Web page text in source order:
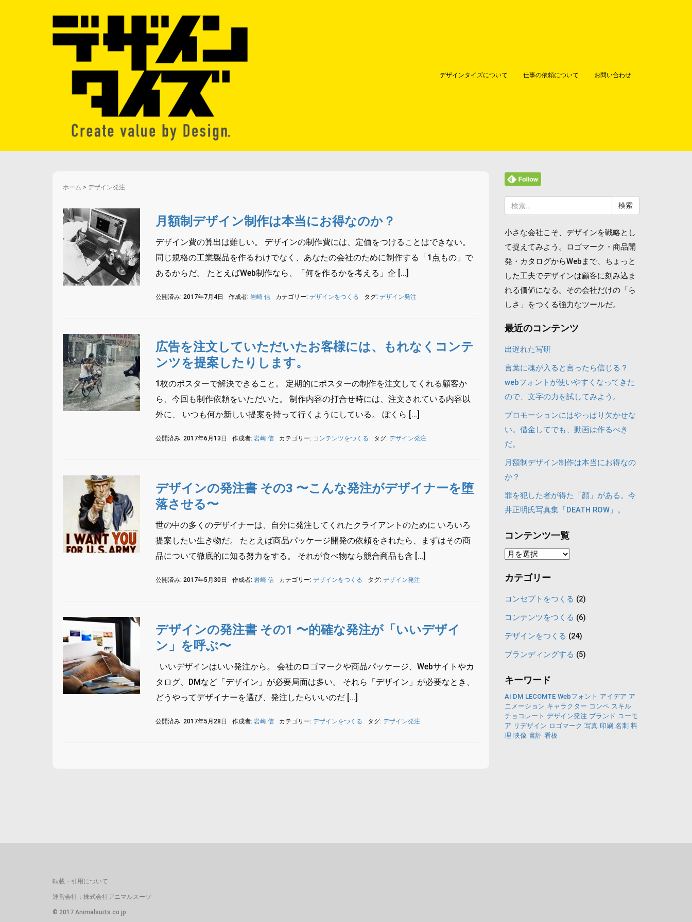
デザインタイズについて 仕事の依頼について お問い合わせ
ホーム > デザイン発注
月額制デザイン制作は本当にお得なのか？
デザイン費の算出は難しい。 デザインの制作費には、定価をつけることはできない。
同じ規格の工業製品を作るわけでなく、あなたの会社のために制作する「1点もの」で
あるからだ。 たとえばWeb制作なら、「何を作るかを考える」企 […]
公開済み: 2017年7月4日 作成者: 岩崎 信 カテゴリー: デザインをつくる タグ: デザイン発注
広告を注文していただいたお客様には、もれなくコンテ
ンツを提案したりします。
1枚のポスターで解決できること。 定期的にポスターの制作を注文してくれる顧客か
ら、今回も制作依頼をいただいた。 制作内容の打合せ時には、注文されている内容以
外に、 いつも何か新しい提案を持って行くようにしている。 ぼくら […]
公開済み: 2017年6月13日 作成者: 岩崎 信 カテゴリー: コンテンツをつくる タグ: デザイン発注
デザインの発注書 その3 〜こんな発注がデザイナーを堕
落させる〜
世の中の多くのデザイナーは、自分に発注してくれたクライアントのために いろいろ
提案したい生き物だ。 たとえば商品パッケージ開発の依頼をされたら、まずはその商
品について徹底的に知る努力をする。 それが食べ物なら競合商品も含 […]
公開済み: 2017年5月30日 作成者: 岩崎 信 カテゴリー: デザインをつくる タグ: デザイン発注
デザインの発注書 その1 〜的確な発注が「いいデザイ
ン」を呼ぶ〜
いいデザインはいい発注から。 会社のロゴマークや商品パッケージ、Webサイトやカ
タログ、DMなど「デザイン」が必要局面は多い。 それら「デザイン」が必要なとき、
どうやってデザイナーを選び、発注したらいいのだ […]
公開済み: 2017年5月28日 作成者: 岩崎 信 カテゴリー: デザインをつくる タグ: デザイン発注
検
索:
小さな会社こそ、デザインを戦略とし
て捉えてみよう。ロゴマーク・商品開
発・カタログからWebまで、ちょっと
した工夫でデザインは顧客に刻み込ま
れる価値になる。その会社だけの「ら
しさ」をつくる強力なツールだ。
最近のコンテンツ
出遅れた写研
言葉に魂が入ると言ったら信じる？
webフォントが使いやすくなってきた
ので、文字の力を試してみよう。
プロモーションにはやっぱり欠かせな
い。借金してでも、動画は作るべき
だ。
月額制デザイン制作は本当にお得なの
か？
罪を犯した者が得た「顔」がある。今
井正明氏写真集「DEATH ROW」。
コンテンツ一覧
コ
テ
ン
覧
カテゴリー
コンセプトをつくる (2)
コンテンツをつくる (6)
デザインをつくる (24)
ブランディングする (5)
キーワード
Ai DM LECOMTE Webフォント アイデア ア
ニメーション キャラクター コンペ スキル
チョコレート デザイン発注 ブランド ユーモ
ア リデザイン ロゴマーク 写真 印刷 名刺 料
理 映像 書評 看板
転載・引用について
運営会社：株式会社アニマルスーツ
© 2017 Animalsuits.co.jp